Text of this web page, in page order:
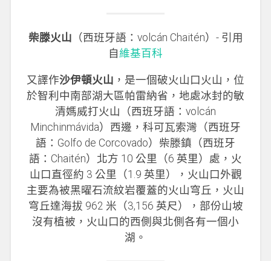
柴滕火山 （西班牙語：volcán Chaitén）- 引用
自 維基百科
又譯作沙伊頓火山 ，是一個破火山口火山，位
於智利中南部湖大區帕雷納省，地處冰封的敏
清媽威打火山（西班牙語：volcán
Minchinmávida）西邊，科可瓦索灣（西班牙
語：Golfo de Corcovado）柴滕鎮（西班牙
語：Chaitén）北方 10 公里（6 英里）處，火
山口直徑約 3 公里（1.9 英里），火山口外觀
主要為被黑曜石流紋岩覆蓋的火山穹丘，火山
穹丘達海拔 962 米（3,156 英尺），部份山坡
沒有植被，火山口的西側與北側各有一個小
湖。